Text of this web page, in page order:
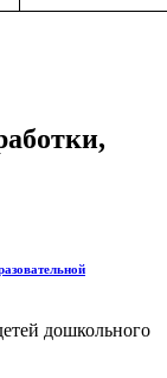
дошкольного